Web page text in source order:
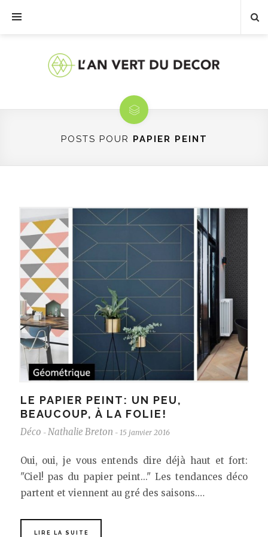
POSTS POUR PAPIER PEINT
LE PAPIER PEINT: UN PEU,
BEAUCOUP, À LA FOLIE!
Déco - Nathalie Breton - 15 janvier 2016
Oui, oui, je vous entends dire déjà haut et fort:
"Ciel! pas du papier peint..." Les tendances déco
partent et viennent au gré des saisons.…
LIRE LA SUITE